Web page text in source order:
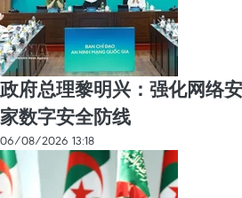
政府总理黎明兴：强化网络
家数字安全防线
06/08/2026 13:18